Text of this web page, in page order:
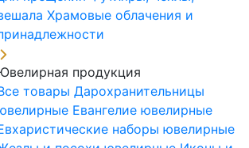
Храмовые облачения и
продукция
товары Дарохранительницы
Евангелие ювелирные
наборы ювелирные